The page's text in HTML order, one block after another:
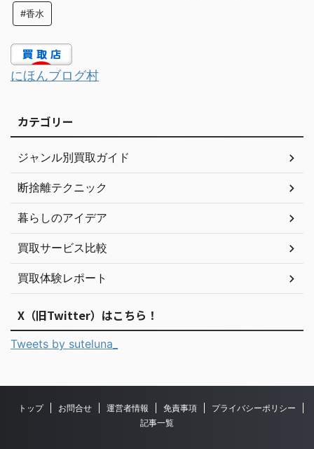
#香水
にほんブログ村
カテゴリー
ジャンル別買取ガイド
断捨離テクニック
暮らしのアイデア
買取サービス比較
買取体験レポート
X（旧Twitter）はこちら！
Tweets by suteluna_
トップ お問合せ 運営者情報 免責事項
プライバシーポリシー
記事一覧